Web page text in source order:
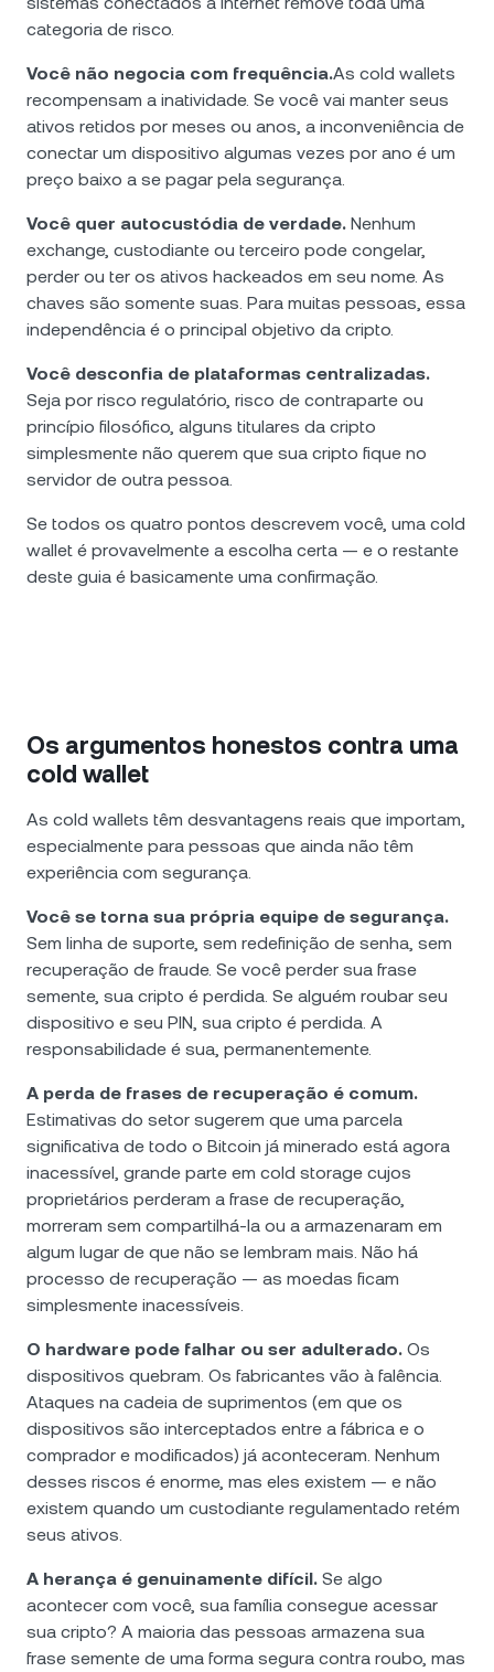
categoria de risco.
Você não negocia com frequência.As cold wallets
recompensam a inatividade. Se você vai manter seus
ativos retidos por meses ou anos, a inconveniência de
conectar um dispositivo algumas vezes por ano é um
preço baixo a se pagar pela segurança.
Você quer autocustódia de verdade. Nenhum
exchange, custodiante ou terceiro pode congelar,
perder ou ter os ativos hackeados em seu nome. As
chaves são somente suas. Para muitas pessoas, essa
independência é o principal objetivo da cripto.
Você desconfia de plataformas centralizadas.
Seja por risco regulatório, risco de contraparte ou
princípio filosófico, alguns titulares da cripto
simplesmente não querem que sua cripto fique no
servidor de outra pessoa.
Se todos os quatro pontos descrevem você, uma cold
wallet é provavelmente a escolha certa — e o restante
deste guia é basicamente uma confirmação.
Os argumentos honestos contra uma
cold wallet
As cold wallets têm desvantagens reais que importam,
especialmente para pessoas que ainda não têm
experiência com segurança.
Você se torna sua própria equipe de segurança.
Sem linha de suporte, sem redefinição de senha, sem
recuperação de fraude. Se você perder sua frase
semente, sua cripto é perdida. Se alguém roubar seu
dispositivo e seu PIN, sua cripto é perdida. A
responsabilidade é sua, permanentemente.
A perda de frases de recuperação é comum.
Estimativas do setor sugerem que uma parcela
significativa de todo o Bitcoin já minerado está agora
inacessível, grande parte em cold storage cujos
proprietários perderam a frase de recuperação,
morreram sem compartilhá-la ou a armazenaram em
algum lugar de que não se lembram mais. Não há
processo de recuperação — as moedas ficam
simplesmente inacessíveis.
O hardware pode falhar ou ser adulterado. Os
dispositivos quebram. Os fabricantes vão à falência.
Ataques na cadeia de suprimentos (em que os
dispositivos são interceptados entre a fábrica e o
comprador e modificados) já aconteceram. Nenhum
desses riscos é enorme, mas eles existem — e não
existem quando um custodiante regulamentado retém
seus ativos.
A herança é genuinamente difícil. Se algo
acontecer com você, sua família consegue acessar
sua cripto? A maioria das pessoas armazena sua
frase semente de uma forma segura contra roubo, mas